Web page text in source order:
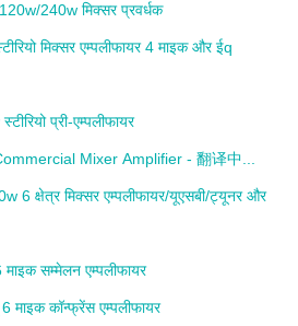
240w मिक्सर प्रवर्धक
मिक्सर एम्पलीफायर 4 माइक और ईq
प्री-एम्पलीफायर
Mixer Amplifier - 翻译中...
6 क्षेत्र मिक्सर एम्पलीफायर/यूएसबी/ट्यूनर और
सम्मेलन एम्पलीफायर
कॉन्फ्रेंस एम्पलीफायर